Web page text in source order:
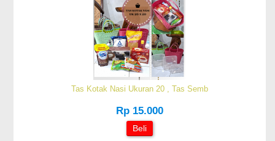
Tas Kotak Nasi Ukuran 20 , Tas Semb
Rp 15.000
Beli